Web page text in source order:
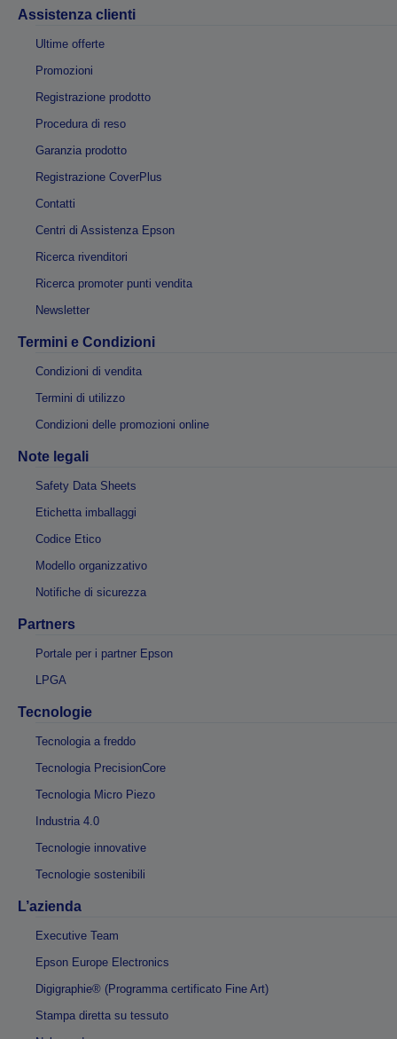
Assistenza clienti
Ultime offerte
Promozioni
Registrazione prodotto
Procedura di reso
Garanzia prodotto
Registrazione CoverPlus
Contatti
Centri di Assistenza Epson
Ricerca rivenditori
Ricerca promoter punti vendita
Newsletter
Termini e Condizioni
Condizioni di vendita
Termini di utilizzo
Condizioni delle promozioni online
Note legali
Safety Data Sheets
Etichetta imballaggi
Codice Etico
Modello organizzativo
Notifiche di sicurezza
Partners
Portale per i partner Epson
LPGA
Tecnologie
Tecnologia a freddo
Tecnologia PrecisionCore
Tecnologia Micro Piezo
Industria 4.0
Tecnologie innovative
Tecnologie sostenibili
L’azienda
Executive Team
Epson Europe Electronics
Digigraphie® (Programma certificato Fine Art)
Stampa diretta su tessuto